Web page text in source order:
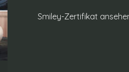
Smiley-Zertifikat